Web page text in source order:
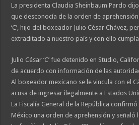
La presidenta Claudia Sheinbaum Pardo
que desconocía de la orden de
‘C’, hijo del boxeador Julio César Chávez,
extraditado a nuestro país y con ello
Julio César ‘C’ fue detenido en Studio,
de acuerdo con información de las
Al boxeador mexicano se le vincula con el
acusa de ingresar ilegalmente a Estados
La Fiscalía General de la República confirmó
México una orden de aprehensión y señaló